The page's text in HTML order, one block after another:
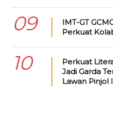
09
IMT-GT
Perkuat
10
Perkuat
Jadi Garda
Lawan Pinjol